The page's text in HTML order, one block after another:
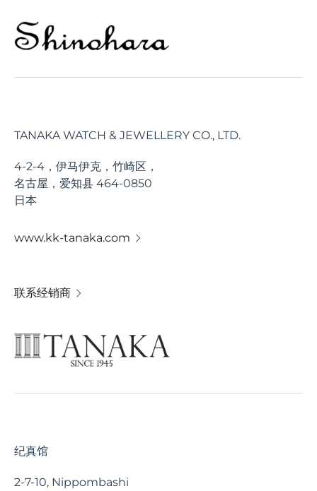
TANAKA WATCH & JEWELLERY CO., LTD.
4-2-4，伊马伊克，竹崎区，
名古屋，爱知县 464-0850
日本
www.kk-tanaka.com
联系经销商
纪真馆
2-7-10, Nippombashi